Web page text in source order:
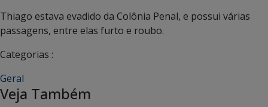
Thiago estava evadido da Colônia Penal, e possui várias
passagens, entre elas furto e roubo.
Categorias :
Geral
Veja Também